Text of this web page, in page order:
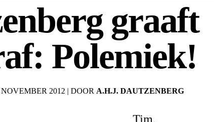
graaft
Polemiek!
NOVEMBER 2012 |DOOR A.H.J. DAUTZENBERG
Tim,